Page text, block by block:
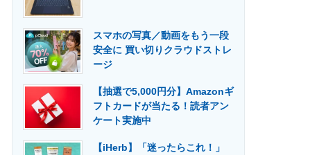
導入・活用を支援
ーの専門メディア 建設×テクノロジーの最前線
スマホの写真／動画をもう一段
安全に 買い切りクラウドストレ
ージ
【抽選で5,000円分】Amazonギ
フトカードが当たる！読者アン
ケート実施中
【iHerb】「迷ったらこれ！」